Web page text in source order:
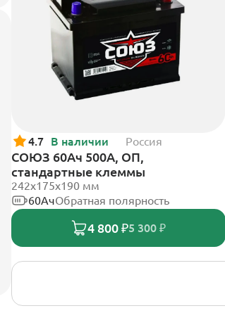
4.7 В наличии Россия
СОЮЗ 60Ач 500А, ОП,
стандартные клеммы
242x175x190 мм
60АчОбратная полярность
4 800 ₽5 300 ₽